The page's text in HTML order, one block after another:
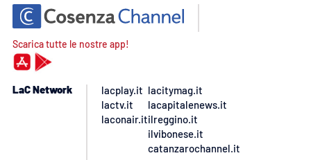
Scarica tutte le nostre app!
LaC Network
lacplay.it
lactv.it
laconair.it
lacitymag.it
lacapitalenews.it
ilreggino.it
ilvibonese.it
catanzarochannel.it